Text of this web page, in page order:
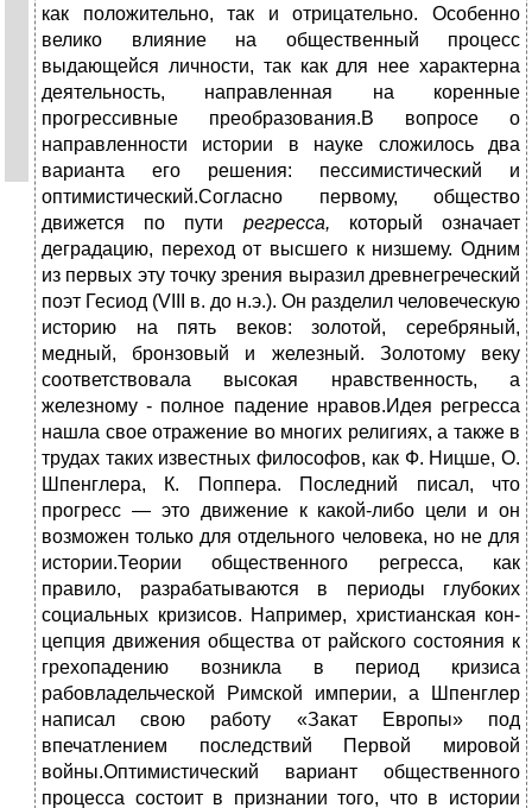
как положительно, так и отрицательно. Особенно
велико влия­ние на общественный процесс
выдающейся личности, так как для нее характерна
деятельность, направленная на коренные
прогрессивные преобразования.В вопросе о
направленности истории в науке сложилось два
вариан­та его решения: пессимистический и
оптимистический.Согласно первому, общество
движется по пути регресса, который означает
деградацию, переход от высшего к низшему. Одним
из первых эту точку зрения выразил древнегреческий
поэт Гесиод (VIII в. до н.э.). Он разделил человеческую
историю на пять веков: золотой, серебряный,
медный, бронзовый и железный. Золотому веку
соответствовала высо­кая нравственность, а
железному - полное падение нравов.Идея регресса
нашла свое отражение во многих религиях, а также в
трудах таких известных философов, как Ф. Ницше, О.
Шпенглера, К. Поппера. Последний писал, что
прогресс — это движение к какой-либо цели и он
возможен только для отдельного человека, но не для
истории.Теории общественного регресса, как
правило, разрабатываются в периоды глубоких
социальных кризисов. Например, христианская кон­
цепция движения общества от райского состояния к
грехопадению воз­никла в период кризиса
рабовладельческой Римской империи, а Шпенглер
написал свою работу «Закат Европы» под
впечатлением последствий Первой мировой
войны.Оптимистический вариант общественного
процесса состоит в при­знании того, что в истории